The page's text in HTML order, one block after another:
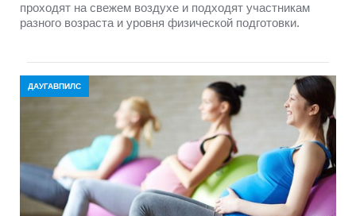
проходят на свежем воздухе и подходят участникам
разного возраста и уровня физической подготовки.
ДАУГАВПИЛС